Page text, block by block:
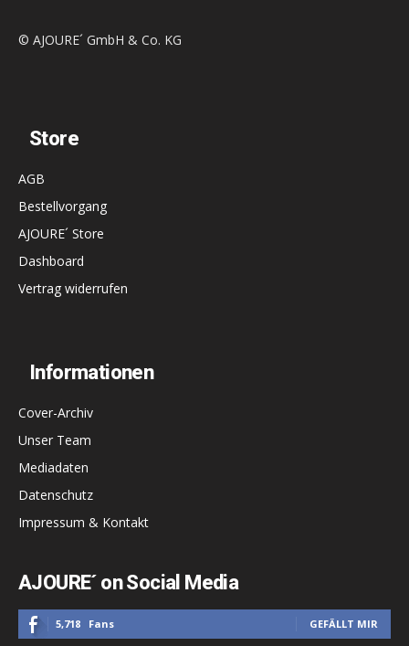
© AJOURE´ GmbH & Co. KG
Store
AGB
Bestellvorgang
AJOURE´ Store
Dashboard
Vertrag widerrufen
Informationen
Cover-Archiv
Unser Team
Mediadaten
Datenschutz
Impressum & Kontakt
AJOURE´ on Social Media
5,718 Fans GEFÄLLT MIR